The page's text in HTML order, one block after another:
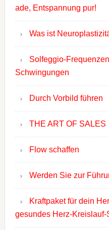
ade, Entspannung pur!
Was ist
Solfeggio-
Schwingungen
Durch Vorbild führen
THE ART OF SALES
Flow schaffen
Werden Sie zur
Kraftpaket für dein
gesundes Herz-Kreislauf-